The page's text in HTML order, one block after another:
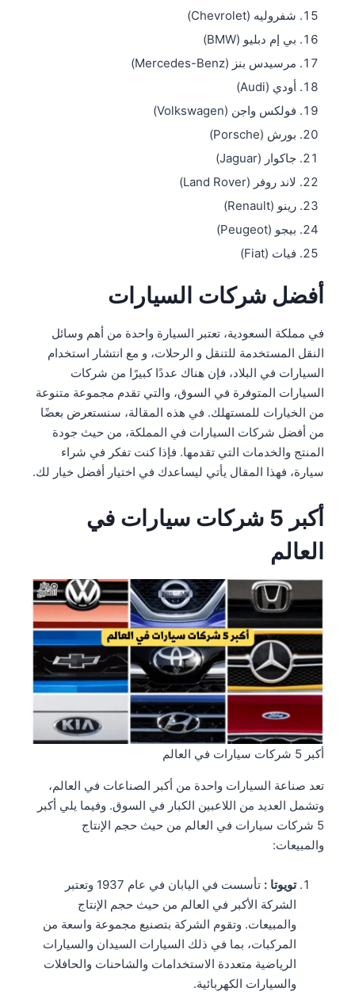
شفروليه (Chevrolet)
بي إم دبليو (BMW)
مرسيدس بنز (Mercedes-Benz)
أودي (Audi)
فولكس واجن (Volkswagen)
بورش (Porsche)
جاكوار (Jaguar)
لاند روفر (Land Rover)
رينو (Renault)
بيجو (Peugeot)
فيات (Fiat)
أفضل شركات السيارات
في مملكة السعودية، تعتبر السيارة واحدة من أهم وسائل
النقل المستخدمة للتنقل و الرحلات، و مع انتشار استخدام
السيارات في البلاد، فإن هناك عددًا كبيرًا من شركات
السيارات المتوفرة في السوق، والتي تقدم مجموعة متنوعة
من الخيارات للمستهلك. في هذه المقالة، سنستعرض بعضًا
من أفضل شركات السيارات في المملكة، من حيث جودة
المنتج والخدمات التي تقدمها. فإذا كنت تفكر في شراء
سيارة، فهذا المقال يأتي ليساعدك في اختيار أفضل خيار لك.
أكبر 5 شركات سيارات في
العالم
أكبر 5 شركات سيارات في العالم
تعد صناعة السيارات واحدة من أكبر الصناعات في العالم،
وتشمل العديد من اللاعبين الكبار في السوق. وفيما يلي أكبر
5 شركات سيارات في العالم من حيث حجم الإنتاج
والمبيعات:
تويوتا :
تأسست في اليابان في عام 1937 وتعتبر
الشركة الأكبر في العالم من حيث حجم الإنتاج
والمبيعات. وتقوم الشركة بتصنيع مجموعة واسعة من
المركبات، بما في ذلك السيارات السيدان والسيارات
الرياضية متعددة الاستخدامات والشاحنات والحافلات
والسيارات الكهربائية.